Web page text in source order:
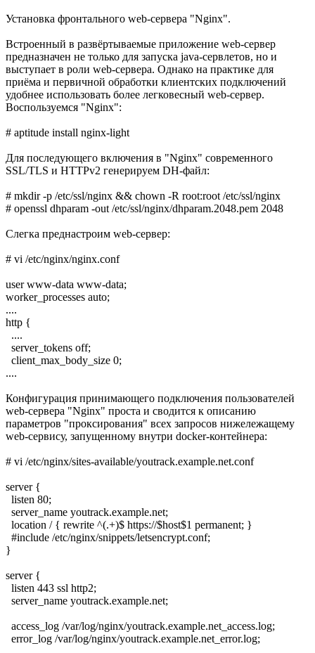
Установка фронтального web-сервера "Nginx".
Встроенный в развёртываемые приложение web-сервер
предназначен не только для запуска java-сервлетов, но и
выступает в роли web-сервера. Однако на практике для
приёма и первичной обработки клиентских подключений
удобнее использовать более легковесный web-сервер.
Воспользуемся "Nginx":
# aptitude install nginx-light
Для последующего включения в "Nginx" современного
SSL/TLS и HTTPv2 генерируем DH-файл:
# mkdir -p /etc/ssl/nginx && chown -R root:root /etc/ssl/nginx
# openssl dhparam -out /etc/ssl/nginx/dhparam.2048.pem 2048
Слегка преднастроим web-сервер:
# vi /etc/nginx/nginx.conf
user www-data www-data;
worker_processes auto;
....
http {
....
server_tokens off;
client_max_body_size 0;
....
Конфигурация принимающего подключения пользователей
web-сервера "Nginx" проста и сводится к описанию
параметров "проксирования" всех запросов нижележащему
web-сервису, запущенному внутри docker-контейнера:
# vi /etc/nginx/sites-available/youtrack.example.net.conf
server {
listen 80;
server_name youtrack.example.net;
location / { rewrite ^(.+)$ https://$host$1 permanent; }
#include /etc/nginx/snippets/letsencrypt.conf;
}
server {
listen 443 ssl http2;
server_name youtrack.example.net;
access_log /var/log/nginx/youtrack.example.net_access.log;
error_log /var/log/nginx/youtrack.example.net_error.log;